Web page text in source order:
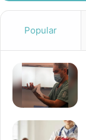
Popular